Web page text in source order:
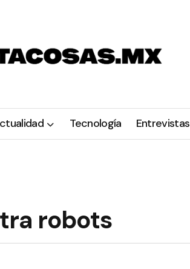
Tecnología Entrevistas
robots